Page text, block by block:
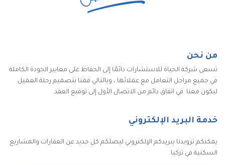
من نحن
تسعى شركة الحياة للاستشارات دائمًا إلى الحفاظ على معايير الجودة الكاملة
في جميع مراحل التعامل مع عملائها ، وبالتالي قمنا بتصميم رحلة العميل
ليكون معنا في اتفاق دائم من الاتصال الأول إلى توقيع العقد
خدمة البريد الإلكتروني
يمكنكم تزويدنا ببريدكم الإلكتروني ليصلكم كل جديد عن العقارات والمشاريع
السكنية في تركيا